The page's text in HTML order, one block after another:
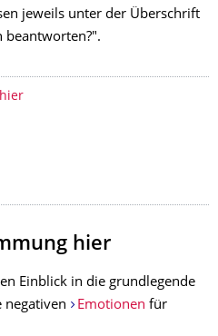
jeweils unter der Überschrift
beantworten?".
hier
Einblick in die grundlegende
negativen
Emotionen für